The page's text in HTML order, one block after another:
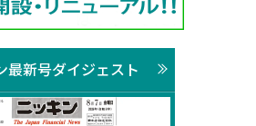
最新号ダイジェスト